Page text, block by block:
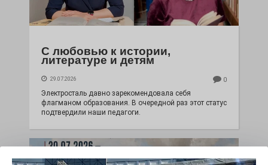
С любовью к истории,
литературе и детям
29.07.2026 0
Электросталь давно зарекомендовала себя
флагманом образования. В очередной раз этот статус
подтвердили наши педагоги.